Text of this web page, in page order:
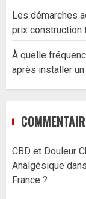
Les démarches
prix construction
À quelle
après installer
CBD et Douleur
Analgésique dans
France ?